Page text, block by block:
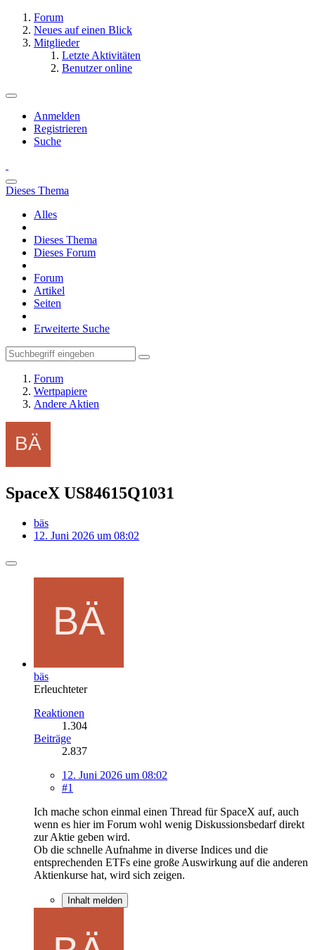
Forum
Neues auf einen Blick
Mitglieder
Letzte Aktivitäten
Benutzer online
Anmelden
Registrieren
Suche
Dieses Thema
Alles
Dieses Thema
Dieses Forum
Forum
Artikel
Seiten
Erweiterte Suche
Forum
Wertpapiere
Andere Aktien
SpaceX US84615Q1031
bäs
12. Juni 2026 um 08:02
bäs
Erleuchteter
Reaktionen
1.304
Beiträge
2.837
12. Juni 2026 um 08:02
#1
Ich mache schon einmal einen Thread für SpaceX auf, auch
wenn es hier im Forum wohl wenig Diskussionsbedarf direkt
zur Aktie geben wird.
Ob die schnelle Aufnahme in diverse Indices und die
entsprechenden ETFs eine große Auswirkung auf die anderen
Aktienkurse hat, wird sich zeigen.
Inhalt melden